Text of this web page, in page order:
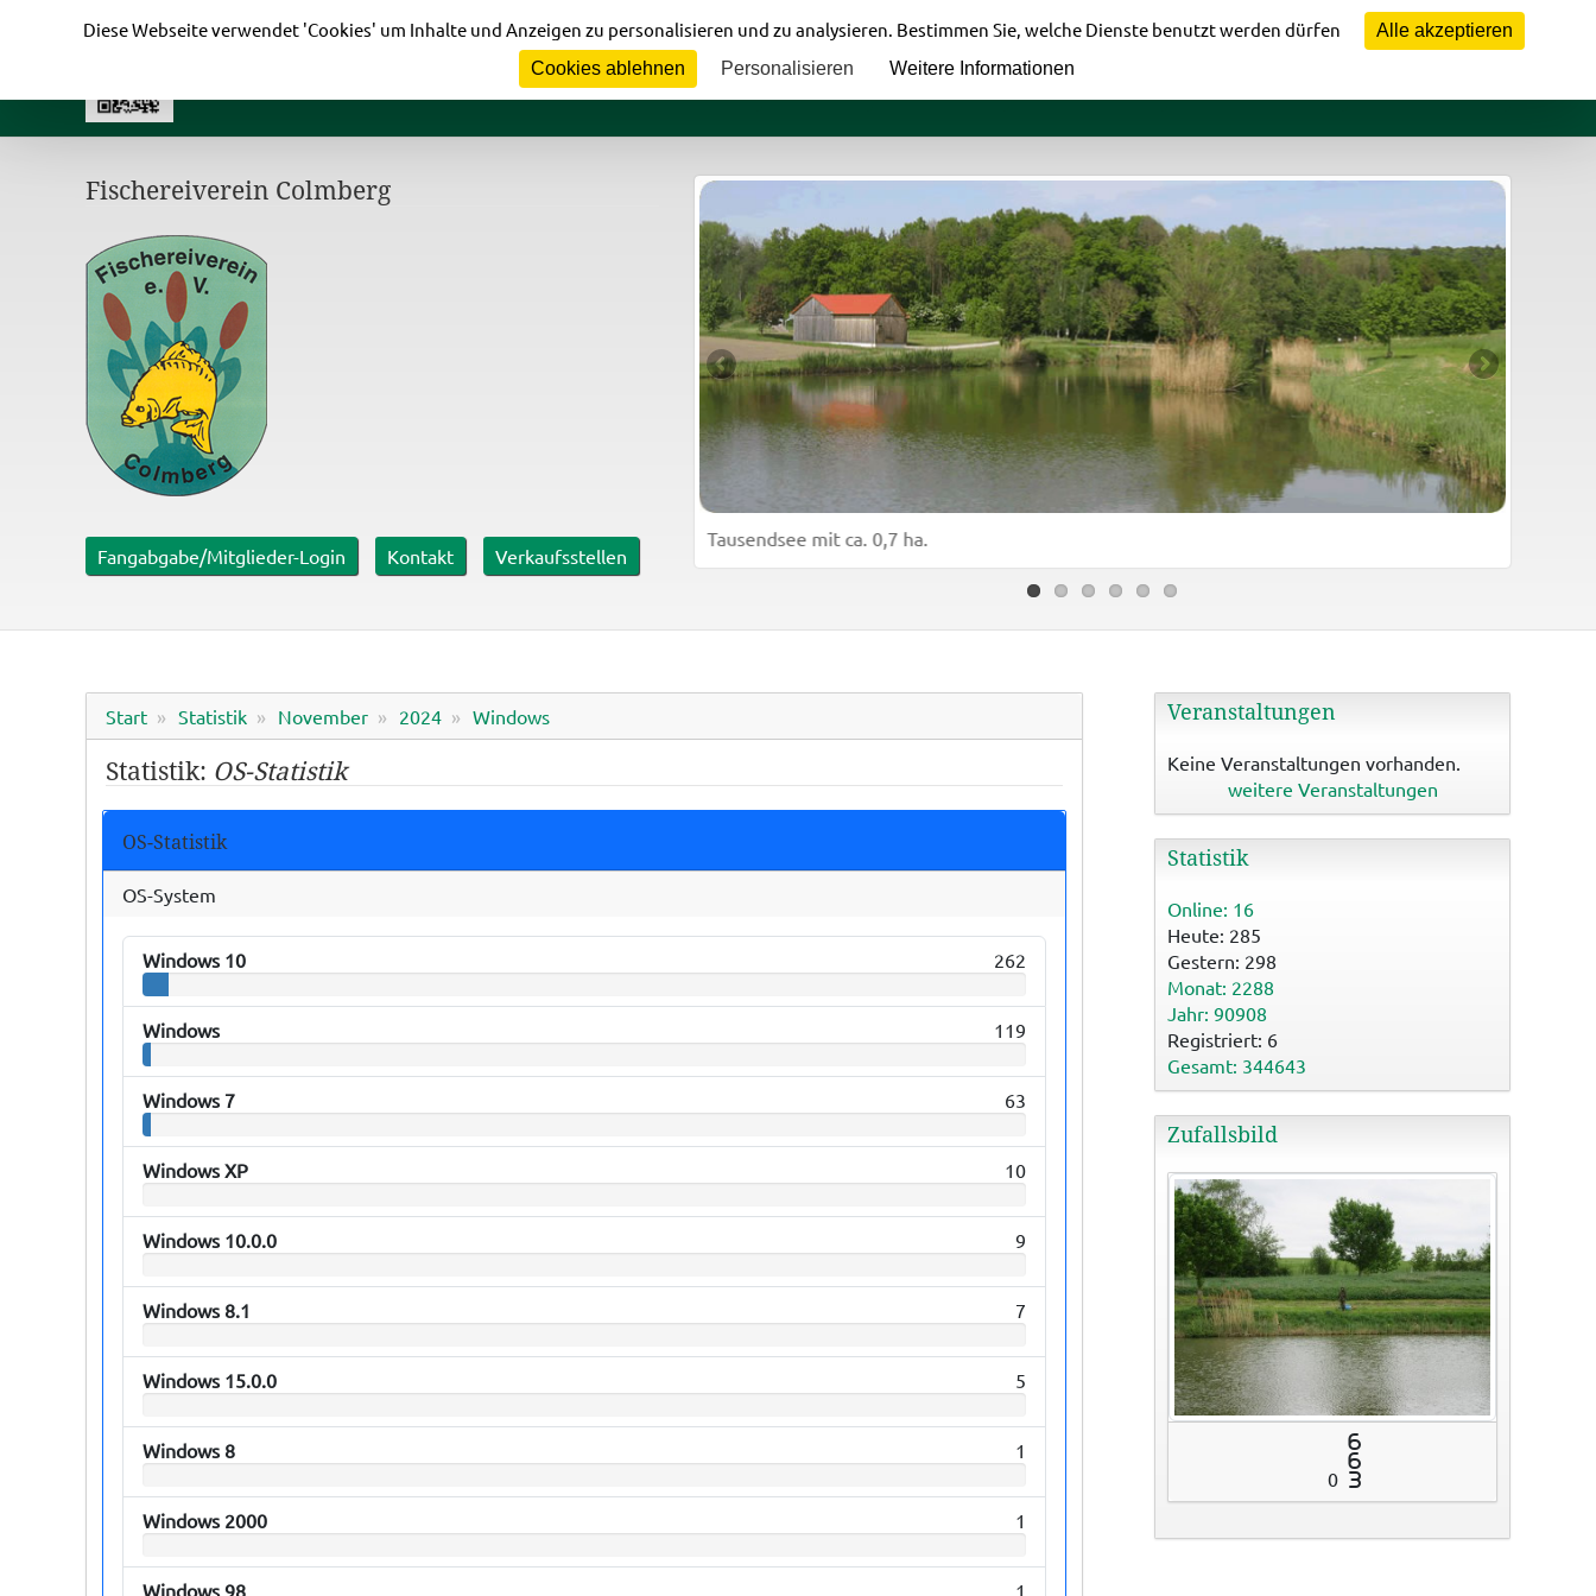
Vorstandsbereich
Home
Fischereiverein Colmberg
Fangabgabe/Mitglieder-Login Kontakt Verkaufsstellen
mit ca. 0,6 ha Tausendsee mit ca. 0,7 ha.
Start Statistik November 2024 Windows
Statistik: OS-Statistik
OS-Statistik
OS-System
Windows 10 262
Windows 119
Windows 7 63
Windows XP 10
Windows 10.0.0 9
Windows 8.1 7
Windows 15.0.0 5
Windows 8 1
Windows 2000 1
Windows 98 1
Veranstaltungen
Keine Veranstaltungen vorhanden.
weitere Veranstaltungen
Statistik
Online: 16
Heute: 285
Gestern: 298
Monat: 2288
Jahr: 90908
Registriert: 6
Gesamt: 344643
Zufallsbild
0
6
6
3
Diese Webseite verwendet 'Cookies' um Inhalte und Anzeigen zu personalisieren und zu analysieren. Bestimmen Sie, welche Dienste benutzt werden dürfen
Alle akzeptieren
Cookies ablehnen
Personalisieren Weitere Informationen